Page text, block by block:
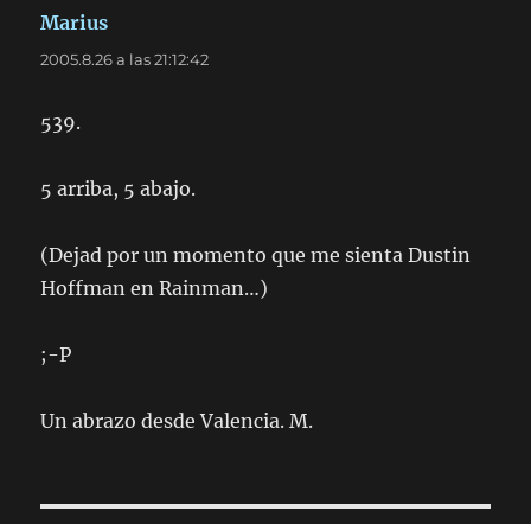
Marius
2005.8.26 a las 21:12:42
539.
5 arriba, 5 abajo.
(Dejad por un momento que me sienta Dustin
Hoffman en Rainman…)
;-P
Un abrazo desde Valencia. M.